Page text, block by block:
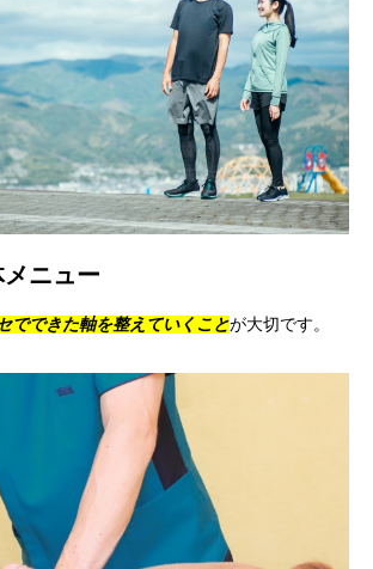
ニュー
でできた軸を整えていくことが大切です。